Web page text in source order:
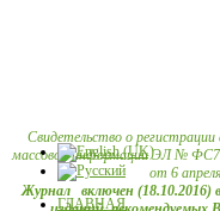
Свидетельство о регистрации
массовой информации ЭЛ №
от 6
Журнал включен (18.10.2016)
ГЛАВНАЯ